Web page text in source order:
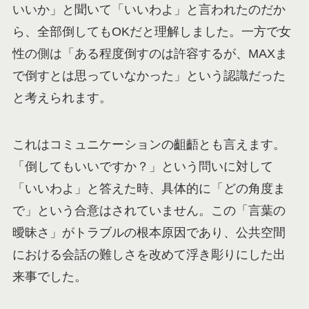
いいか」と聞いて「いいわよ」と言われたのだか
ら、全部倒してもOKだと理解しました。一方で女
性の側は「ある程度倒すのは許容するが、MAXま
で倒すとは思っていなかった」という認識だった
と考えられます。
これはコミュニケーションの齟齬とも言えます。
「倒してもいいですか？」という問いに対して
「いいわよ」と答えた時、具体的に「どの角度ま
で」という合意はされていません。この「言葉の
曖昧さ」がトラブルの根本原因であり、公共空間
における会話の難しさを改めて浮き彫りにした出
来事でした。